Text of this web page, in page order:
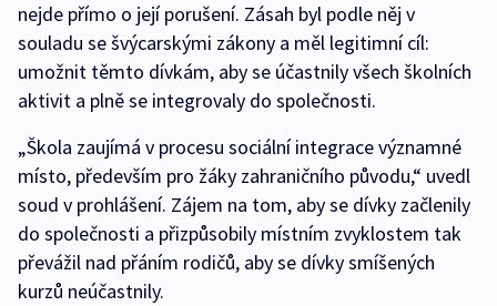
nejde přímo o její porušení. Zásah byl podle něj v
souladu se švýcarskými zákony a měl legitimní cíl:
umožnit těmto dívkám, aby se účastnily všech školních
aktivit a plně se integrovaly do společnosti.
„Škola zaujímá v procesu sociální integrace významné
místo, především pro žáky zahraničního původu,“ uvedl
soud v prohlášení. Zájem na tom, aby se dívky začlenily
do společnosti a přizpůsobily místním zvyklostem tak
převážil nad přáním rodičů, aby se dívky smíšených
kurzů neúčastnily.